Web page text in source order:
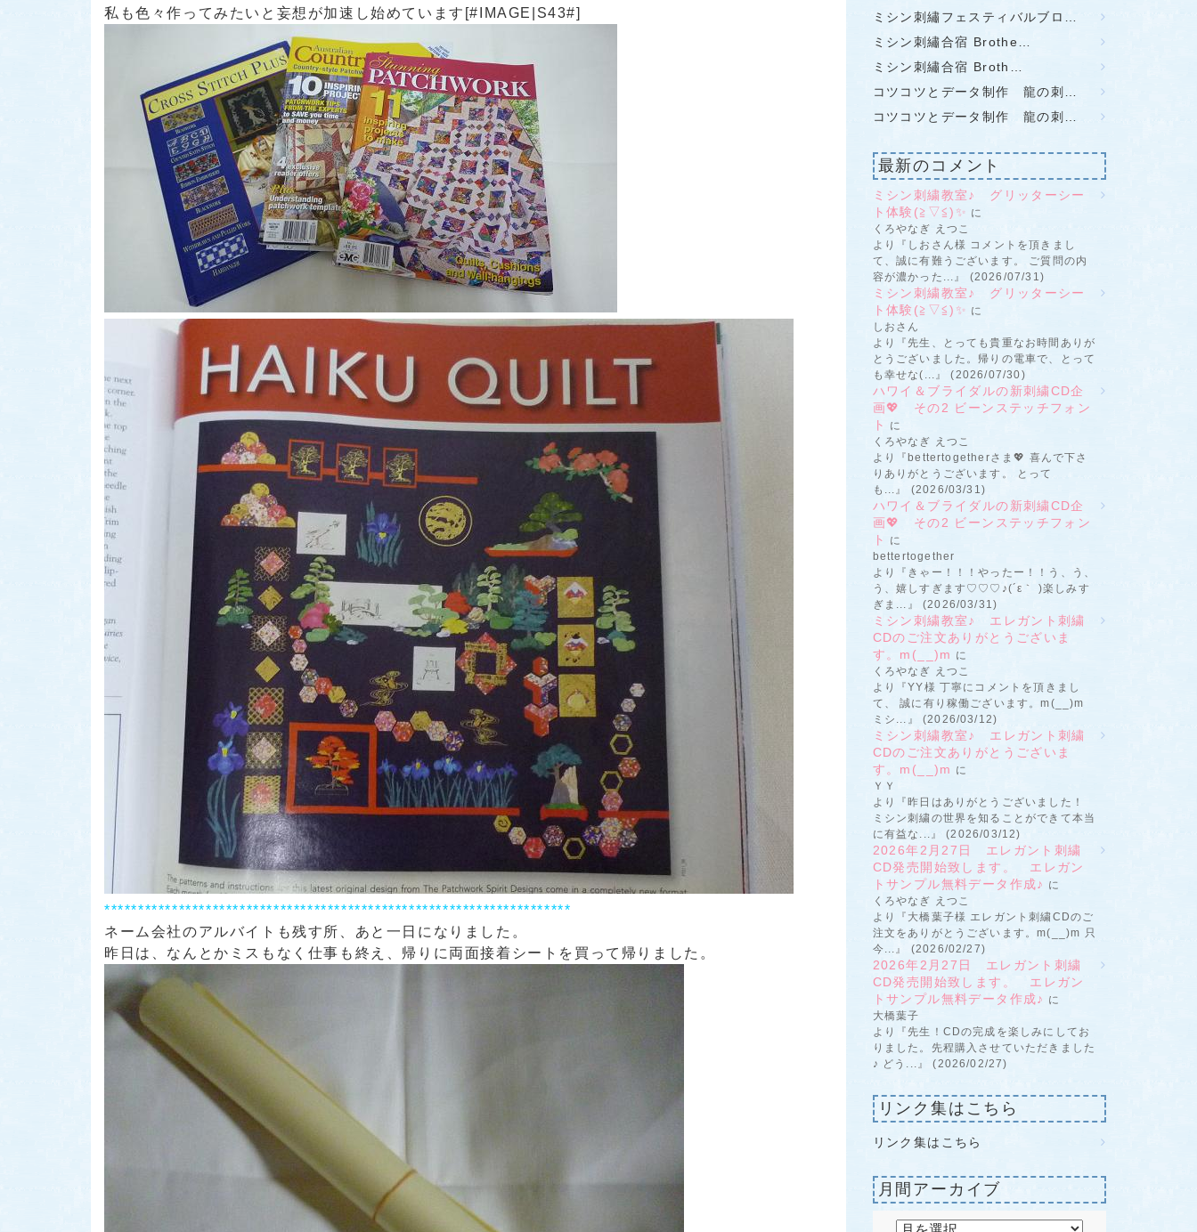
私も色々作ってみたいと妄想が加速し始めています[#IMAGE|S43#]
*********************************************************************
ネーム会社のアルバイトも残す所、あと一日になりました。
昨日は、なんとかミスもなく仕事も終え、帰りに両面接着シートを買って帰りました。
ミシン刺繡フェスティバルブロ…
ミシン刺繡合宿 Brothe…
ミシン刺繡合宿 Broth…
コツコツとデータ制作 龍の刺…
コツコツとデータ制作 龍の刺…
最新のコメント
ミシン刺繍教室♪ グリッターシー
ト体験(≧▽≦)✨ に
くろやなぎ えつこ
より『しおさん様 コメントを頂きまし
て、誠に有難うございます。 ご質問の内
容が濃かった...』 (2026/07/31)
ミシン刺繍教室♪ グリッターシー
ト体験(≧▽≦)✨ に
しおさん
より『先生、とっても貴重なお時間ありが
とうございました。帰りの電車で、とって
も幸せな(...』 (2026/07/30)
ハワイ＆ブライダルの新刺繍CD企
画💖 その2 ビーンステッチフォン
ト
に
くろやなぎ えつこ
より『bettertogetherさま💖 喜んで下さ
りありがとうございます。 とって
も...』 (2026/03/31)
ハワイ＆ブライダルの新刺繍CD企
画💖 その2 ビーンステッチフォン
ト
に
bettertogether
より『きゃー！！！やったー！！う、う、
う、嬉しすぎます♡♡♡♪(´ε｀ )楽しみす
ぎま...』 (2026/03/31)
ミシン刺繍教室♪ エレガント刺繍
CDのご注文ありがとうございま
す。m(__)m に
くろやなぎ えつこ
より『YY様 丁寧にコメントを頂きまし
て、 誠に有り稼働ございます。m(__)m
ミシ...』 (2026/03/12)
ミシン刺繍教室♪ エレガント刺繍
CDのご注文ありがとうございま
す。m(__)m に
ＹＹ
より『昨日はありがとうございました！
ミシン刺繍の世界を知ることができて本当
に有益な...』 (2026/03/12)
2026年2月27日 エレガント刺繍
CD発売開始致します。 エレガン
トサンプル無料データ作成♪ に
くろやなぎ えつこ
より『大橋葉子様 エレガント刺繍CDのご
注文をありがとうございます。m(__)m 只
今...』 (2026/02/27)
2026年2月27日 エレガント刺繍
CD発売開始致します。 エレガン
トサンプル無料データ作成♪ に
大橋葉子
より『先生！CDの完成を楽しみにしてお
りました。先程購入させていただきました
♪ どう...』 (2026/02/27)
リンク集はこちら
リンク集はこちら
月間アーカイブ